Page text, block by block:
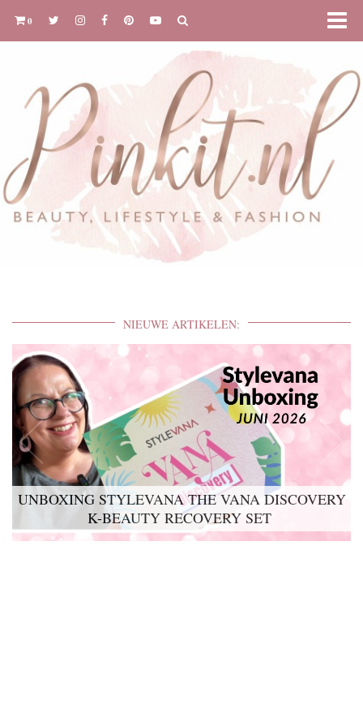
0
NIEUWE ARTIKELEN:
UNBOXING STYLEVANA THE VANA DISCOVERY
K-BEAUTY RECOVERY SET
LYKO LOVABLES THE BDAY KIT 2026 UNBOXING